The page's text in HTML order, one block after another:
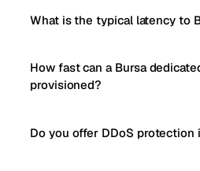
What is the typical latency to
How fast can a Bursa
provisioned?
Do you offer DDoS protection